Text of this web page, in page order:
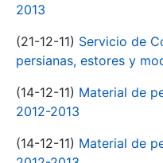
2013
(21-12-11) Servicio de
persianas, estores y
(14-12-11) Material de
2012-2013
(14-12-11) Material de